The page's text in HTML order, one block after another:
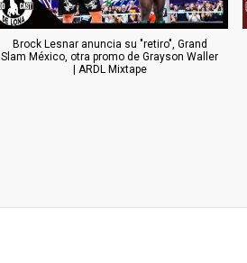
Brock Lesnar anuncia su "retiro", Grand
Slam México, otra promo de Grayson Waller
| ARDL Mixtape